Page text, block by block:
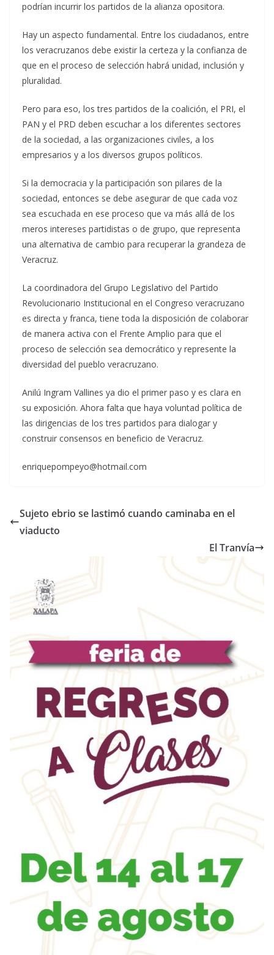
podrían incurrir los partidos de la alianza opositora.
Hay un aspecto fundamental. Entre los ciudadanos, entre
los veracruzanos debe existir la certeza y la confianza de
que en el proceso de selección habrá unidad, inclusión y
pluralidad.
Pero para eso, los tres partidos de la coalición, el PRI, el
PAN y el PRD deben escuchar a los diferentes sectores
de la sociedad, a las organizaciones civiles, a los
empresarios y a los diversos grupos políticos.
Si la democracia y la participación son pilares de la
sociedad, entonces se debe asegurar de que cada voz
sea escuchada en ese proceso que va más allá de los
meros intereses partidistas o de grupo, que representa
una alternativa de cambio para recuperar la grandeza de
Veracruz.
La coordinadora del Grupo Legislativo del Partido
Revolucionario Institucional en el Congreso veracruzano
es directa y franca, tiene toda la disposición de colaborar
de manera activa con el Frente Amplio para que el
proceso de selección sea democrático y represente la
diversidad del pueblo veracruzano.
Anilú Ingram Vallines ya dio el primer paso y es clara en
su exposición. Ahora falta que haya voluntad política de
las dirigencias de los tres partidos para dialogar y
construir consensos en beneficio de Veracruz.
enriquepompeyo@hotmail.com
Sujeto ebrio se lastimó cuando caminaba en el
viaducto
El Tranvía